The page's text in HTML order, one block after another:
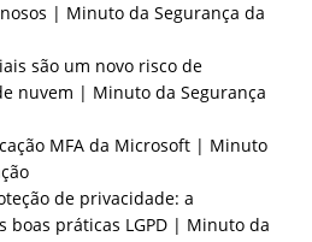
| Minuto da Segurança da
são um novo risco de
nuvem | Minuto da Segurança
MFA da Microsoft | Minuto
de privacidade: a
boas práticas LGPD | Minuto da